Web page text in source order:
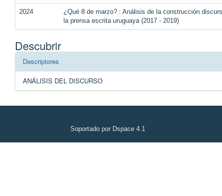
2024
¿Qué 8 de marzo? : Análisis de la construcción
la prensa escrita uruguaya (2017 - 2019)
Descubrir
Descriptores
ANÁLISIS DEL DISCURSO
Soportado por Dspace 4.1